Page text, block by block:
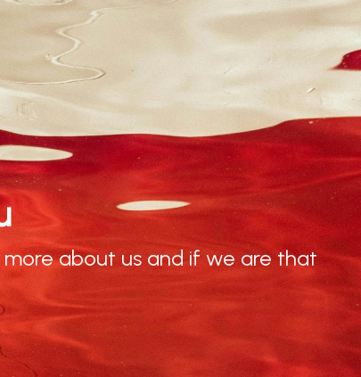
about us and if we are that